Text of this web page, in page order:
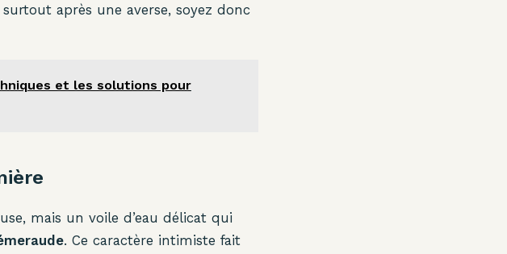
après une averse, soyez donc
et les solutions pour
mais un voile d’eau délicat qui
. Ce caractère intimiste fait